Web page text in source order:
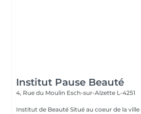
Institut Pause Beauté
4, Rue du Moulin Esch-sur-Alzette L-4251
Institut de Beauté Situé au coeur de la ville depuis 2001 à Esch